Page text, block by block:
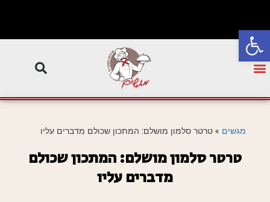
פתח סרגל נגישות
מגשים » טרטר סלמון מושלם: המתכון שכולם מדברים עליו
טרטר סלמון מושלם: המתכון שכולם
מדברים עליו